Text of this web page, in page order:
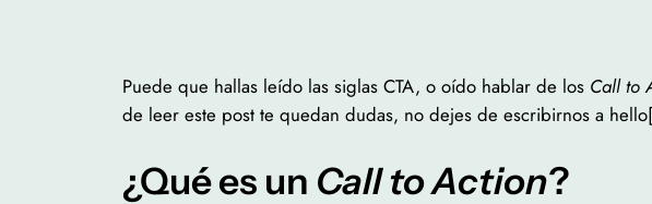
Puede que hallas leído las siglas CTA, o oído hablar de los Call to
de leer este post te quedan dudas, no dejes de escribirnos a
¿Qué es un Call to Action?